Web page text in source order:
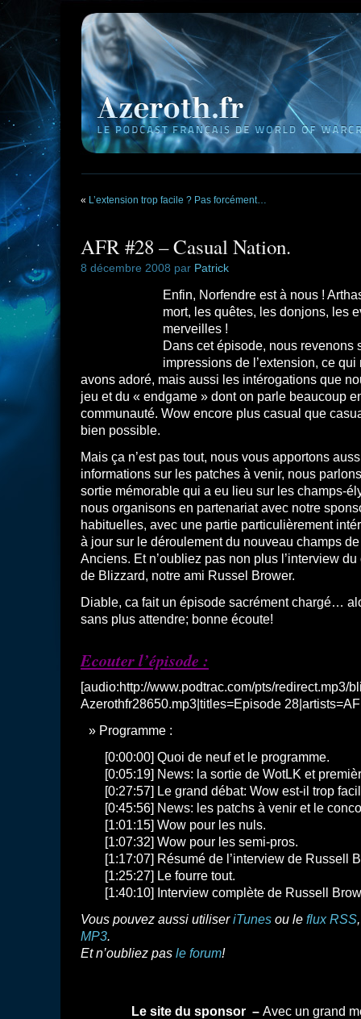
« L’extension trop facile ? Pas forcément…
AFR #28 – Casual Nation.
8 décembre 2008 par Patrick
Enfin, Norfendre est à nous !
mort, les quêtes, les donjons, les
merveilles !
Dans cet épisode, nous revenons
impressions de l’extension, ce
avons adoré, mais aussi les intérogations que
jeu et du « endgame » dont on parle beaucoup
communauté. Wow encore plus casual que
bien possible.
Mais ça n’est pas tout, nous vous apportons
informations sur les patches à venir, nous
sortie mémorable qui a eu lieu sur les champs-
nous organisons en partenariat avec notre
habituelles, avec une partie particulièrement
à jour sur le déroulement du nouveau champs
Anciens. Et n’oubliez pas non plus l’interview
de Blizzard, notre ami Russel Brower.
Diable, ca fait un épisode sacrément chargé…
sans plus attendre; bonne écoute!
Ecouter l’épisode :
[audio:http://www.podtrac.com/pts/redirect.mp3/
Azerothfr28650.mp3|titles=Episode
Programme :
[0:00:00] Quoi de neuf et le programme.
[0:05:19] News: la sortie de WotLK et
[0:27:57] Le grand débat: Wow est-il trop
[0:45:56] News: les patchs à venir et le
[1:01:15] Wow pour les nuls.
[1:07:32] Wow pour les semi-pros.
[1:17:07] Résumé de l’interview de Russell
[1:25:27] Le fourre tout.
[1:40:10] Interview complète de Russell
Vous pouvez aussi utiliseriTunes ou le flux RSS
MP3.
Et n’oubliez pas le forum!
Le site du sponsor – Avec un grand